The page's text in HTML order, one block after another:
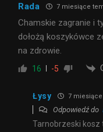
Rada 7 miesiące
Chamskie zagranie i
dołożą koszykówce
na zdrowie.
16 -5
Łysy 7
Odpowiedź do
Tarnobrzeski kosz